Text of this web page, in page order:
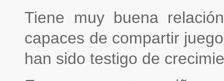
Tiene muy buena
capaces de compartir
han sido testigo de